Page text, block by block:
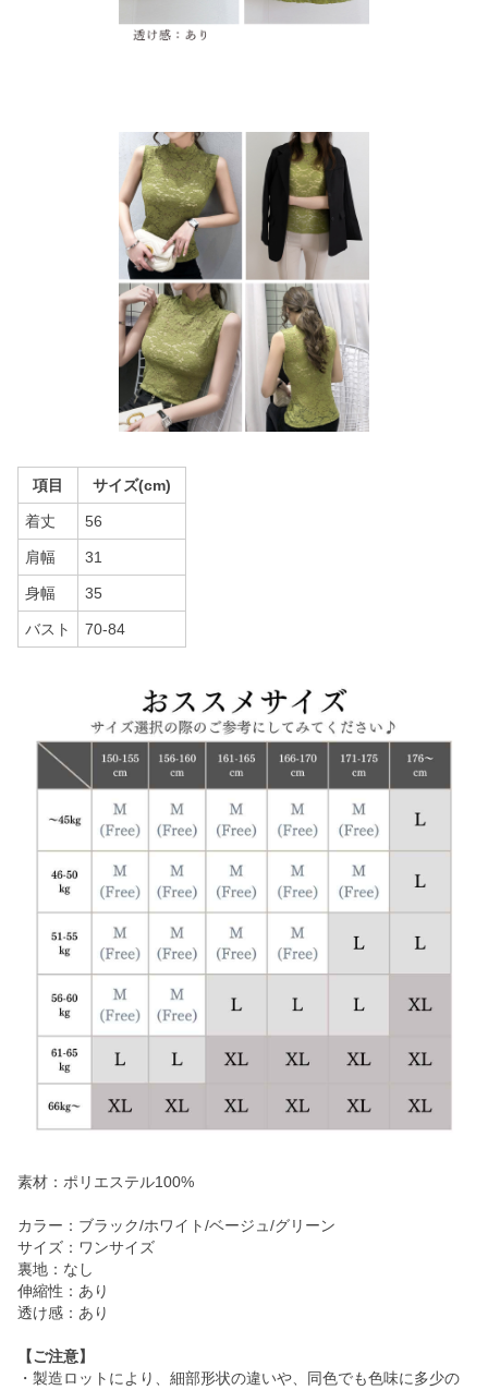
項目 サイズ(cm)
着丈 56
肩幅 31
身幅 35
バスト 70-84
素材：ポリエステル100%
カラー：ブラック/ホワイト/ベージュ/グリーン
サイズ：ワンサイズ
裏地：なし
伸縮性：あり
透け感：あり
【ご注意】
・製造ロットにより、細部形状の違いや、同色でも色味に多少の